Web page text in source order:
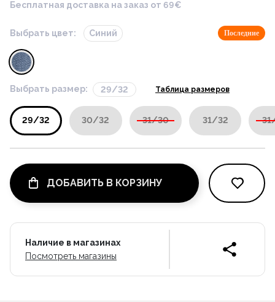
Бесплатная доставка на заказ от 69€
Выбрать цвет: Синий Последние
Выбрать размер: 29/32 Таблица размеров
29/32 30/32 31/30 31/32
ДОБАВИТЬ В КОРЗИНУ
Наличие в магазинах
Посмотреть магазины